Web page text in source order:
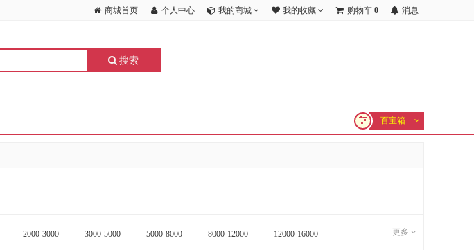
商城首页 个人中心 我的商城 我的收藏 购物车 0 消息
搜索
百宝箱
2000-3000 3000-5000 5000-8000 8000-12000 12000-16000 更多